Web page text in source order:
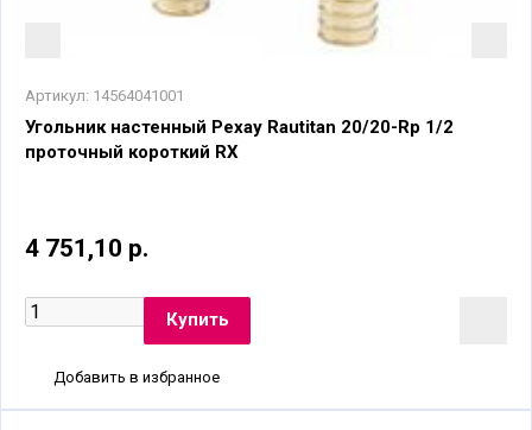
Артикул: 14564041001
Угольник настенный Рехау Rautitan 20/20-Rp 1/2
проточный короткий RX
4 751,10 р.
Добавить в избранное